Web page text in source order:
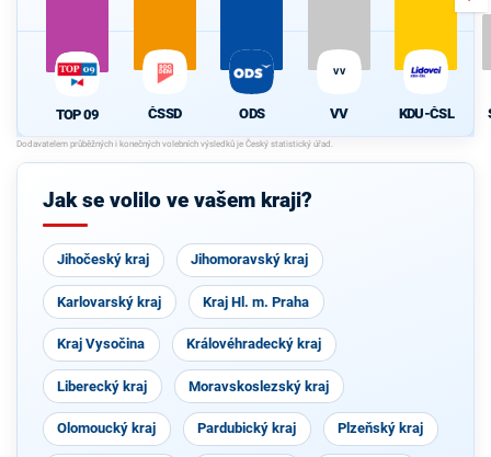
TOP 09 ČSSD ODS
VV
VV KDU-ČSL
Jak se volilo ve vašem kraji?
Jihočeský kraj Jihomoravský kraj
Karlovarský kraj Kraj Hl. m. Praha
Kraj Vysočina Královéhradecký kraj
Liberecký kraj Moravskoslezský kraj
Olomoucký kraj Pardubický kraj Plzeňský kraj